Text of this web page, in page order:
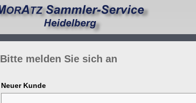
Bitte melden Sie sich an
Neuer Kunde